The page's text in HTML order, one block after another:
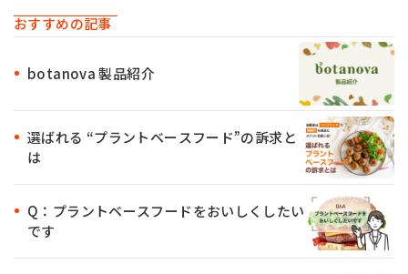
おすすめの記事
botanova 製品紹介
選ばれる “プラントベースフード”の訴求と
は
Q：プラントベースフードをおいしくしたい
です